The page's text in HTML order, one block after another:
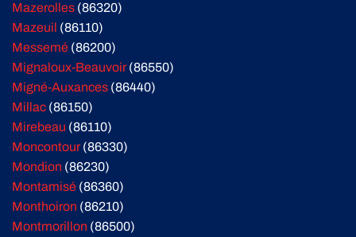
Mazerolles (86320)
Mazeuil (86110)
Messemé (86200)
Mignaloux-Beauvoir(86550)
Migné-Auxances (86440)
Millac (86150)
Mirebeau (86110)
Moncontour(86330)
Mondion (86230)
Montamisé (86360)
Monthoiron (86210)
Montmorillon (86500)